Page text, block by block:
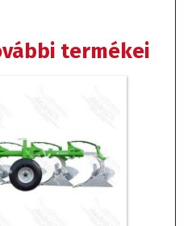
termékei